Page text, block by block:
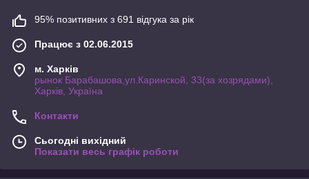
95% позитивних з 691 відгука за рік
Працює з 02.06.2015
м. Харків
рынок Барабашова,ул.Каринской, 33(за хозрядами),
Харків, Україна
Контакти
Сьогодні вихідний
Показати весь графік роботи